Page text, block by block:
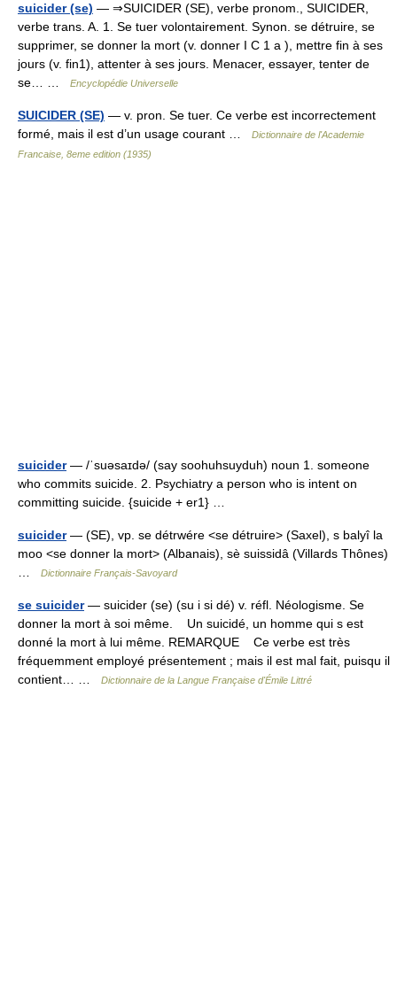
suicider (se) — ⇒SUICIDER (SE), verbe pronom., SUICIDER,
verbe trans. A. 1. Se tuer volontairement. Synon. se détruire, se
supprimer, se donner la mort (v. donner I C 1 a ), mettre fin à ses
jours (v. fin1), attenter à ses jours. Menacer, essayer, tenter de
se… …
Encyclopédie Universelle
SUICIDER (SE) — v. pron. Se tuer. Ce verbe est incorrectement
formé, mais il est d’un usage courant …
Dictionnaire de l'Academie
Francaise, 8eme edition (1935)
suicider— /ˈsuəsaɪdə/ (say soohuhsuyduh) noun 1. someone
who commits suicide. 2. Psychiatry a person who is intent on
committing suicide. {suicide + er1} …
suicider— (SE), vp. se détrwére <se détruire> (Saxel), s balyî la
moo <se donner la mort> (Albanais), sè suissidâ (Villards Thônes)
Dictionnaire Français-Savoyard
se suicider— suicider (se) (su i si dé) v. réfl. Néologisme. Se
donner la mort à soi même. Un suicidé, un homme qui s est
donné la mort à lui même. REMARQUE Ce verbe est très
fréquemment employé présentement ; mais il est mal fait, puisqu il
contient… …
Dictionnaire de la Langue Française d'Émile Littré